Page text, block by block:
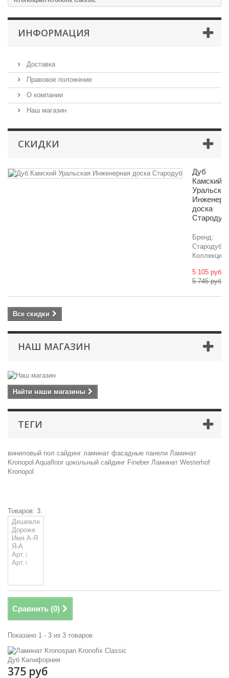
ИНФОРМАЦИЯ
Доставка
Правовое положение
О компании
Наш магазин
СКИДКИ
Дуб
Камский
Уральская
доска
Стародуб
Бренд:
Стародуб
5 105 руб
5 745 руб
Все скидки
НАШ МАГАЗИН
Найти наши магазины
ТЕГИ
виниловый пол сайдинг ламинат фасадные панели Ламинат
Kronopol Aquafloor цокольный сайдинг Fineber Ламинат Westerhof
Kronopol
Товаров: 3.
Сравнить (0)
Показано 1 - 3 из 3 товаров
375 руб